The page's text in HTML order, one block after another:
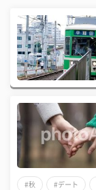
#秋 #デート